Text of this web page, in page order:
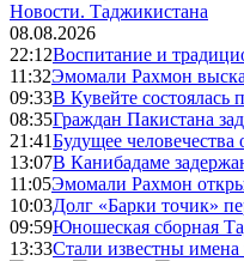
Новости. Таджикистана
08.08.2026
22:12Воспитание и
11:32Эмомали Рахмон
09:33В Кувейте состоялась
08:35Граждан Пакистана
21:41Будущее
13:07В Канибадаме
11:05Эмомали Рахмон
10:03Долг «Барки точик»
09:59Юношеская сборная
13:33Стали известны